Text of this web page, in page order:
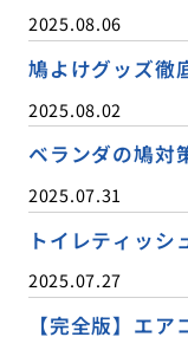
2025.08.06
鳩よけグッズ徹
2025.08.02
ベランダの鳩対
2025.07.31
トイレティッシ
2025.07.27
【完全版】エ